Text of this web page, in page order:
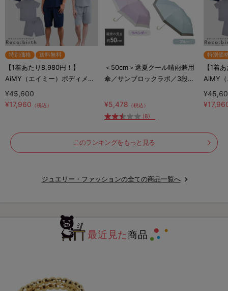
特別価格 送料無料
【1着あたり8,980円！】
AiMY（エイミー）ボディメン
テナンスウェア リカバース／
半袖半ズボン／2着セット／上
¥45,600
¥17,960 （税込）
＜50cm＞遮夏クール晴雨兼用
傘／サンブロックラボ／3段コ
／紫外線対策／放射冷却
¥5,478 （税込）
(8)
特別価
【1着
AiMY
テナン
半袖半
このランキングをもっと見る
ジュエリー・ファッションの全ての商品一覧へ
最近見た商品